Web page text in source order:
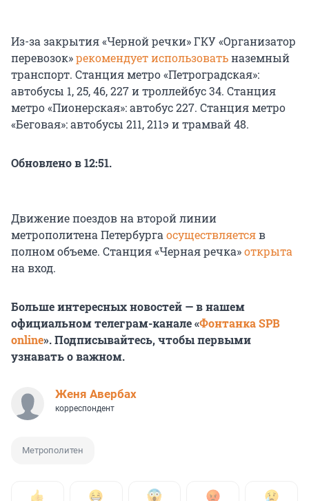
Из-за закрытия «Черной речки» ГКУ «Организатор
перевозок»рекомендует использоватьназемный
транспорт. Станция метро «Петроградская»:
автобусы 1, 25, 46, 227 и троллейбус 34. Станция
метро «Пионерская»: автобус 227. Станция метро
«Беговая»: автобусы 211, 211э и трамвай 48.
Обновлено в 12:51.
Движение поездов на второй линии
метрополитена Петербурга осуществляетсяв
полном объеме. Станция «Черная речка»открыта
на вход.
Больше интересных новостей — в нашем
официальном телеграм-канале «Фонтанка SPB
online». Подписывайтесь, чтобы первыми
узнавать о важном.
Женя Авербах
корреспондент
Метрополитен